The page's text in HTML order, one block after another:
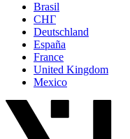
Brasil
СНГ
Deutschland
España
France
United Kingdom
Mexico